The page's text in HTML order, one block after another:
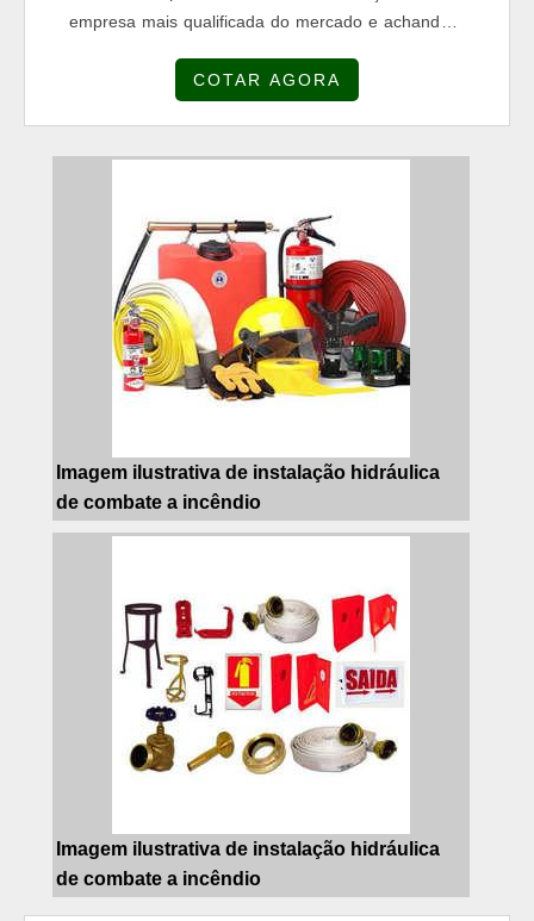
empresa mais qualificada do mercado e achando a
lugar. Quando a temática é instalação hidráulica de
COTAR AGORA
Imagem ilustrativa de instalação hidráulica
de combate a incêndio
Imagem ilustrativa de instalação hidráulica
de combate a incêndio